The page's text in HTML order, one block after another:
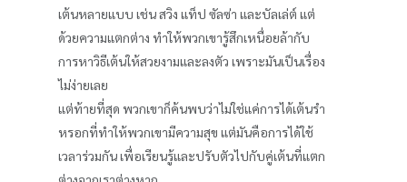
เต้นหลายแบบ เช่น สวิง แท็ป ซัลซ่า และบัลเล่ต์ แต่
ด้วยความแตกต่าง ทำให้พวกเขารู้สึกเหนื่อยล้ากับ
การหาวิธีเต้นให้สวยงามและลงตัว เพราะมันเป็นเรื่อง
ไม่ง่ายเลย
แต่ท้ายที่สุด พวกเขาก็ค้นพบว่าไม่ใช่แค่การได้เต้นรำ
หรอกที่ทำให้พวกเขามีความสุข แต่มันคือการได้ใช้
เวลาร่วมกัน เพื่อเรียนรู้และปรับตัวไปกับคู่เต้นที่แตก